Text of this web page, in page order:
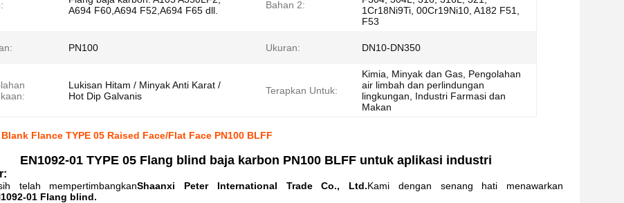
A694 F60,A694 F52,A694 F65 dll.
Bahan 2:
1Cr18Ni9Ti, 00Cr19Ni10, A182 F51,
F53
PN100 Ukuran: DN10-DN350
Lukisan Hitam / Minyak Anti Karat /
Hot Dip Galvanis
Terapkan Untuk:
Kimia, Minyak dan Gas, Pengolahan
air limbah dan perlindungan
lingkungan, Industri Farmasi dan
Makan
Blank Flance TYPE 05 Raised Face/Flat Face PN100 BLFF
EN1092-01 TYPE 05 Flang blind baja karbon PN100 BLFF untuk aplikasi industri
telah mempertimbangkanShaanxi Peter International Trade Co., Ltd.Kami dengan senang hati menawarkan
01 Flang blind.